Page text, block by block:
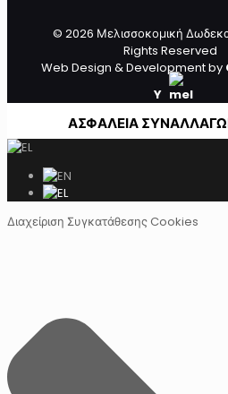
© 2026 Μελισσοκομική
Rights Reserved
Web Design & Development by
Y
ΑΣΦΑΛΕΙΑ
Διαχείριση Συγκατάθεσης Cookies